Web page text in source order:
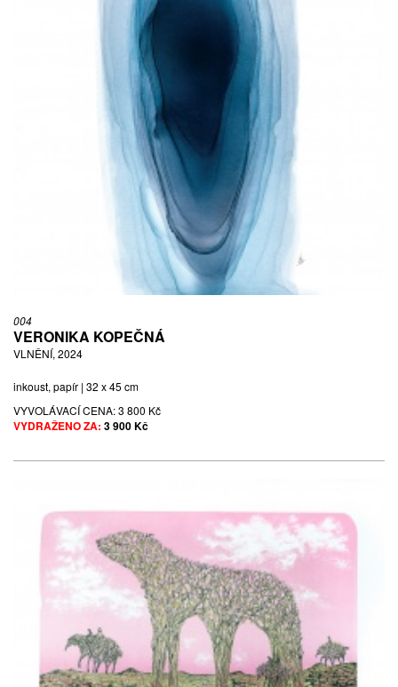
004
VERONIKA KOPEČNÁ
VLNĚNÍ, 2024
inkoust, papír | 32 x 45 cm
VYVOLÁVACÍ CENA:3 800 Kč
VYDRAŽENO ZA: 3 900 Kč